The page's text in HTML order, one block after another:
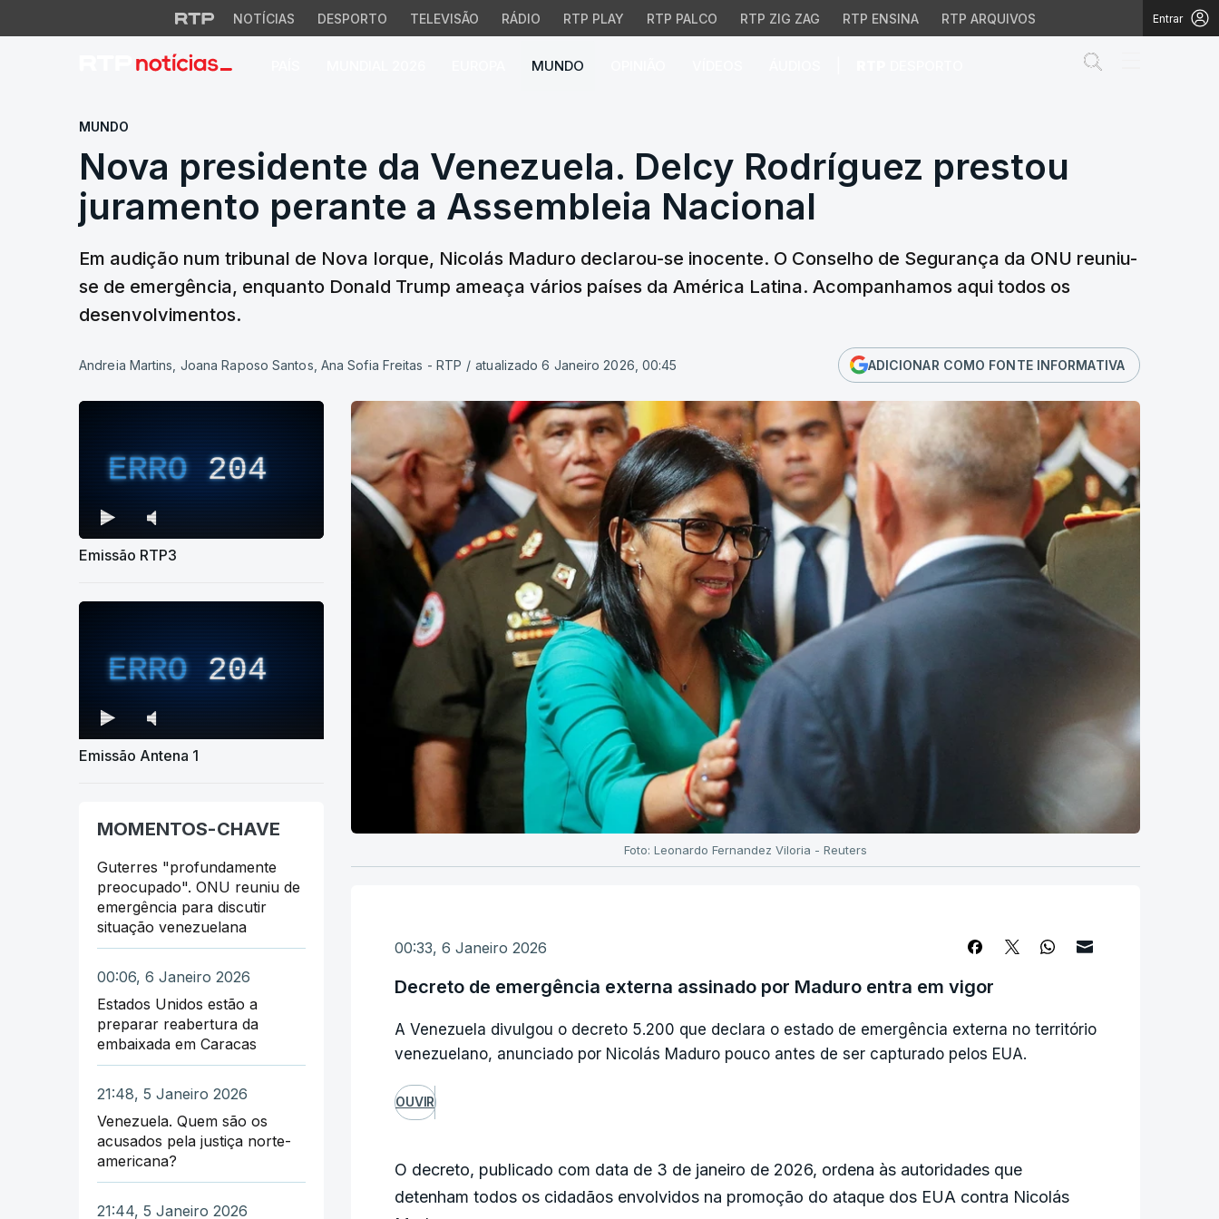
NOTÍCIAS DESPORTO TELEVISÃO RÁDIO RTP PLAY RTP PALCO RTP ZIG ZAG RTP ENSINA RTP ARQUIVOS Entrar
MUNDO
Nova presidente da Venezuela. Delcy Rodríguez prestou
MUNDO
Nova presidente da Venezuela. Delcy Rodríguez prestou
juramento perante a Assembleia Nacional
Em audição num tribunal de Nova Iorque, Nicolás Maduro declarou-se inocente. O Conselho de Segurança da ONU reuniu-
se de emergência, enquanto Donald Trump ameaça vários países da América Latina. Acompanhamos aqui todos os
desenvolvimentos.
Andreia Martins, Joana Raposo Santos, Ana Sofia Freitas - RTP / atualizado 6 Janeiro 2026, 00:45 ADICIONAR COMO FONTE INFORMATIVA
ERRO204
Emissão RTP3
ERRO204
Emissão Antena 1
MOMENTOS-CHAVE
Guterres "profundamente
preocupado". ONU reuniu de
emergência para discutir
situação venezuelana
00:06, 6 Janeiro 2026
Estados Unidos estão a
preparar reabertura da
embaixada em Caracas
21:48, 5 Janeiro 2026
Venezuela. Quem são os
acusados pela justiça norte-
americana?
21:44, 5 Janeiro 2026
Foto: Leonardo Fernandez Viloria - Reuters
00:33, 6 Janeiro 2026
Decreto de emergência externa assinado por Maduro entra em vigor
A Venezuela divulgou o decreto 5.200 que declara o estado de emergência externa no território
venezuelano, anunciado por Nicolás Maduro pouco antes de ser capturado pelos EUA.
OUVIR
O decreto, publicado com data de 3 de janeiro de 2026, ordena às autoridades que
detenham todos os cidadãos envolvidos na promoção do ataque dos EUA contra Nicolás